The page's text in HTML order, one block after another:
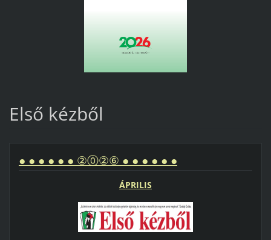
Első kézből
● ● ● ● ● ● ②⓪②⑥ ● ● ● ● ● ●
ÁPRILIS